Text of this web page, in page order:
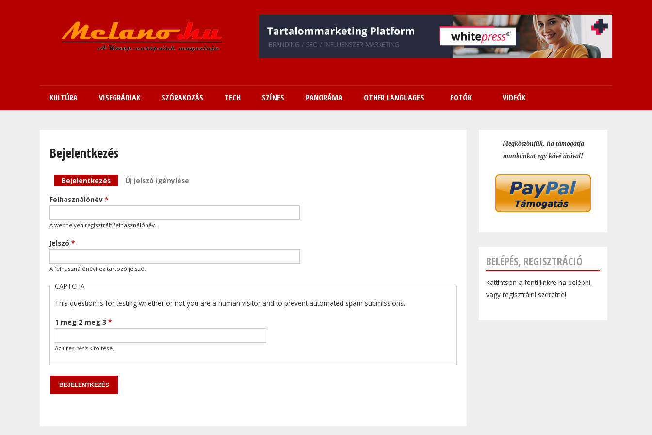
tartalomra
KULTÚRA VISEGRÁDIAK SZÓRAKOZÁS TECH SZÍNES PANORÁMA OTHER LANGUAGES FOTÓK VIDEÓK
Bejelentkezés
Elsődleges fülek
Bejelentkezés (aktív fül)
Új jelszó igénylése
Felhasználónév *
A webhelyen regisztrált felhasználónév.
Jelszó *
A felhasználónévhez tartozó jelszó.
CAPTCHA
This question is for testing whether or not you are a human visitor and to prevent automated spam submissions.
1 meg 2 meg 3 *
Az üres rész kitöltése.
Megköszönjük, ha támogatja
munkánkat egy kávé árával!
BELÉPÉS, REGISZTRÁCIÓ
Kattintson a fenti linkre ha belépni,
vagy regisztrálni szeretne!